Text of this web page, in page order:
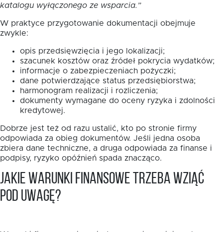
katalogu wyłączonego ze wsparcia.”
W praktyce przygotowanie dokumentacji obejmuje
zwykle:
opis przedsięwzięcia i jego lokalizacji;
szacunek kosztów oraz źródeł pokrycia wydatków;
informacje o zabezpieczeniach pożyczki;
dane potwierdzające status przedsiębiorstwa;
harmonogram realizacji i rozliczenia;
dokumenty wymagane do oceny ryzyka i zdolności
kredytowej.
Dobrze jest też od razu ustalić, kto po stronie firmy
odpowiada za obieg dokumentów. Jeśli jedna osoba
zbiera dane techniczne, a druga odpowiada za finanse i
podpisy, ryzyko opóźnień spada znacząco.
Jakie warunki finansowe trzeba wziąć
pod uwagę?